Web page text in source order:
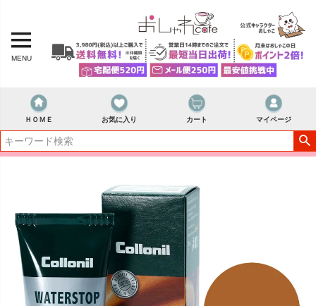
MENU
ＨＯＭＥ お気に入り カート マイページ